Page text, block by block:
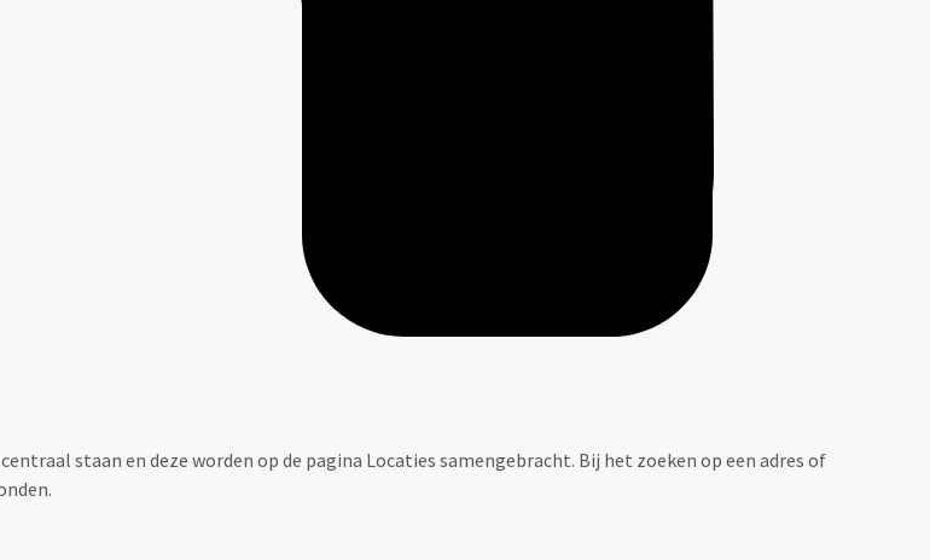
staan en deze worden op de pagina Locaties samengebracht. Bij het zoeken op een adres of